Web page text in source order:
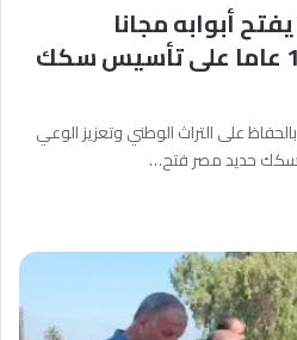
أبوابه مجانا
للجمهور احتفالا بـ175 عاما على تأسيس سكك
على التراث الوطني وتعزيز الوعي
لسكك حديد مصر فتح…